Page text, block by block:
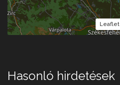
Leaflet
Hasonló hirdetések